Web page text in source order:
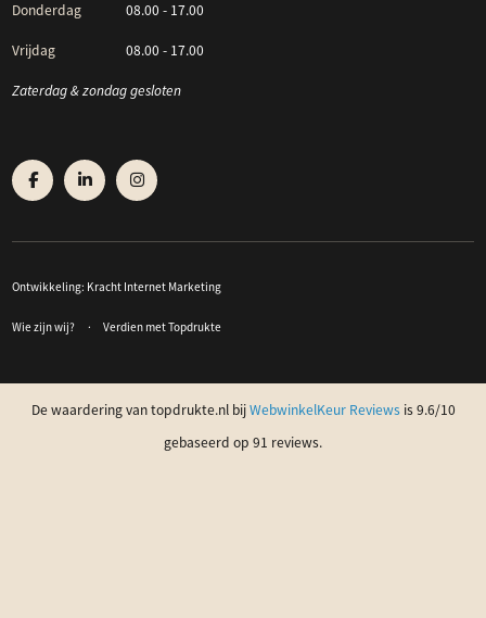
Donderdag 08.00 - 17.00
Vrijdag 08.00 - 17.00
Zaterdag & zondag gesloten
Ontwikkeling: Kracht Internet Marketing
Wie zijn wij? Verdien met Topdrukte
De waardering van topdrukte.nl bijWebwinkelKeur Reviewsis 9.6/10
gebaseerd op 91 reviews.